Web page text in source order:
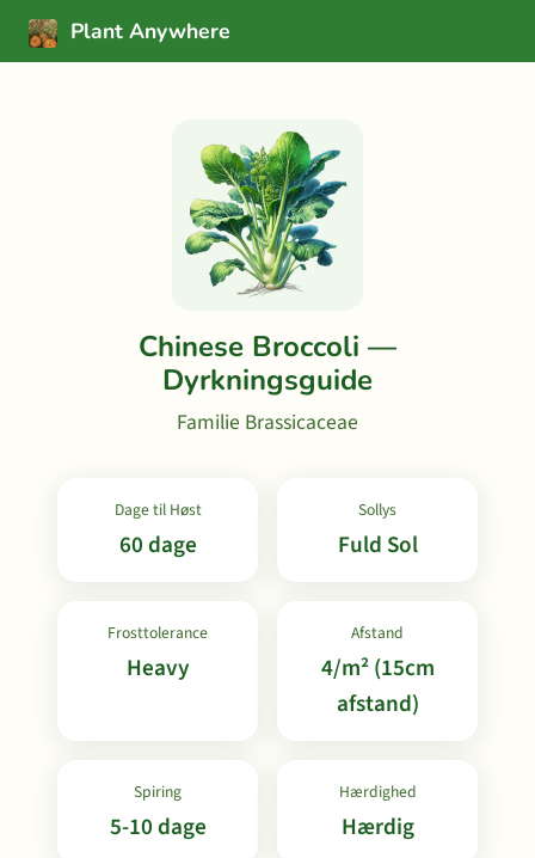
Plant Anywhere
Chinese Broccoli —
Dyrkningsguide
Familie Brassicaceae
Dage til Høst
60 dage
Sollys
Fuld Sol
Frosttolerance
Heavy
Afstand
4/m² (15cm
afstand)
Spiring
5-10 dage
Hærdighed
Hærdig